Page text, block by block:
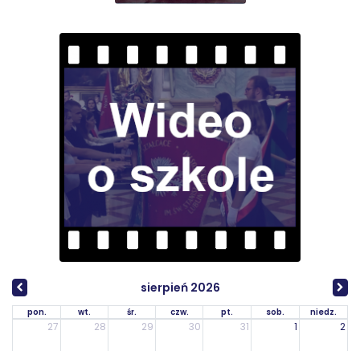
sierpień 2026
pon. wt. śr. czw. pt. sob. niedz.
27 28 29 30 31 1 2